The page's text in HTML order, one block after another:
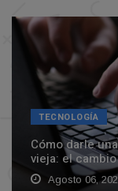
TECNOLOGÍA
Cómo darle
vieja: el
Agosto 06,